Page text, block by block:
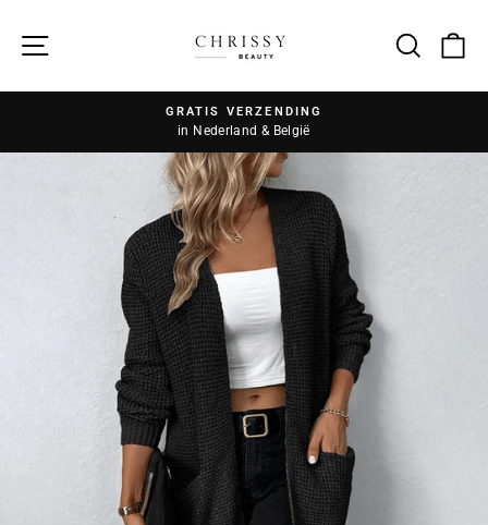
Zoek
GRATIS VERZENDING
in Nederland & België